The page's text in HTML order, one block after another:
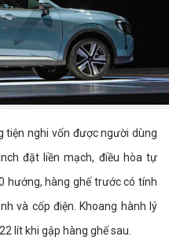
tiện nghi vốn được người dùng
đặt liền mạch, điều hòa tự
hướng, hàng ghế trước có tính
và cốp điện. Khoang hành lý
lít khi gập hàng ghế sau.